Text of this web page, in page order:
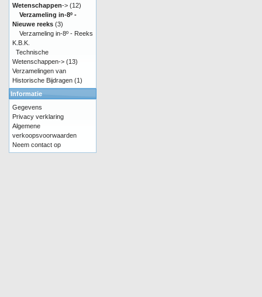
Wetenschappen-> (12)
Verzameling in-8º -
Nieuwe reeks (3)
Verzameling in-8º - Reeks
K.B.K.
Technische
Wetenschappen-> (13)
Verzamelingen van
Historische Bijdragen (1)
Informatie
Gegevens
Privacy verklaring
Algemene
verkoopsvoorwaarden
Neem contact op